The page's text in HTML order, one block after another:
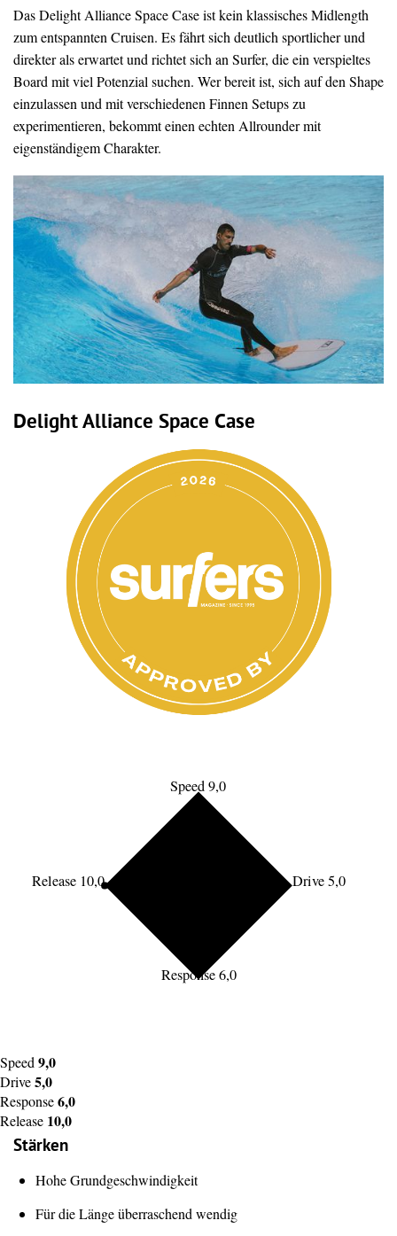
Das Delight Alliance Space Case ist kein klassisches Midlength
zum entspannten Cruisen. Es fährt sich deutlich sportlicher und
direkter als erwartet und richtet sich an Surfer, die ein verspieltes
Board mit viel Potenzial suchen. Wer bereit ist, sich auf den Shape
einzulassen und mit verschiedenen Finnen Setups zu
experimentieren, bekommt einen echten Allrounder mit
eigenständigem Charakter.
Delight Alliance Space Case
Speed 9,0
Drive 5,0
Response 6,0
Release 10,0
Speed 9,0
Drive5,0
Response6,0
Release 10,0
Stärken
Hohe Grundgeschwindigkeit
Für die Länge überraschend wendig